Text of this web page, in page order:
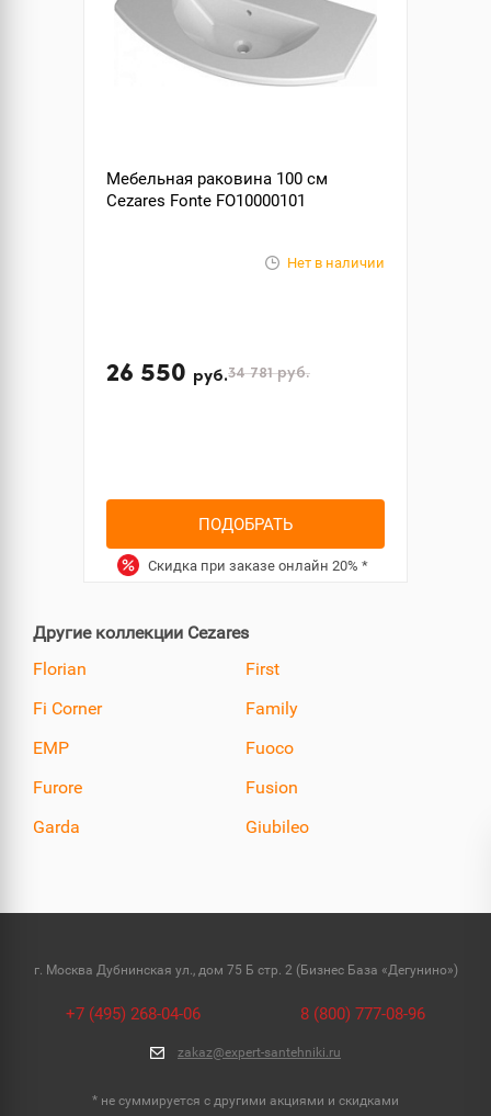
Мебельная раковина 100 см
Cezares Fonte FO10000101
Нет в наличии
26 550 руб.34 781руб.
ПОДОБРАТЬ
Скидка при заказе онлайн 20% *
Другие коллекции Cezares
Florian
First
Fi Corner
Family
EMP
Fuoco
Furore
Fusion
Garda
Giubileo
г. Москва Дубнинская ул., дом 75 Б стр. 2 (Бизнес База «Дегунино»)
+7 (495) 268-04-06 8 (800) 777-08-96
zakaz@expert-santehniki.ru
* не суммируется с другими акциями и скидками